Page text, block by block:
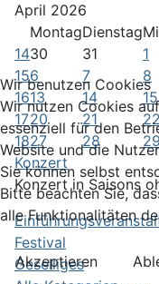
April 2026
MontagDienstag
1430 31 1
156 7 8
1613 14 15
1720 21 22
1827 28 29
Konzert
Konzert in Saisons
Festival
Geselliges
Wir benutzen Cookies
Wir nutzen Cookies
essenziell für den
Website und die
Sie können selbst
Bitte beachten Sie,
alle Funktionalitäten
Akzeptieren